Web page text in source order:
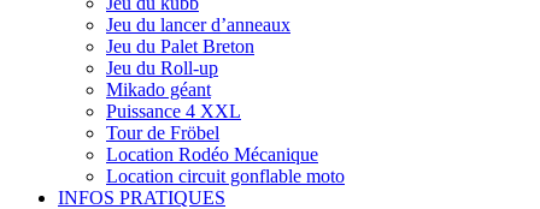
Jeu du lancer d’anneaux
Jeu du Palet Breton
Jeu du Roll-up
Mikado géant
Puissance 4 XXL
Tour de Fröbel
Location Rodéo Mécanique
Location circuit gonflable moto
INFOS PRATIQUES